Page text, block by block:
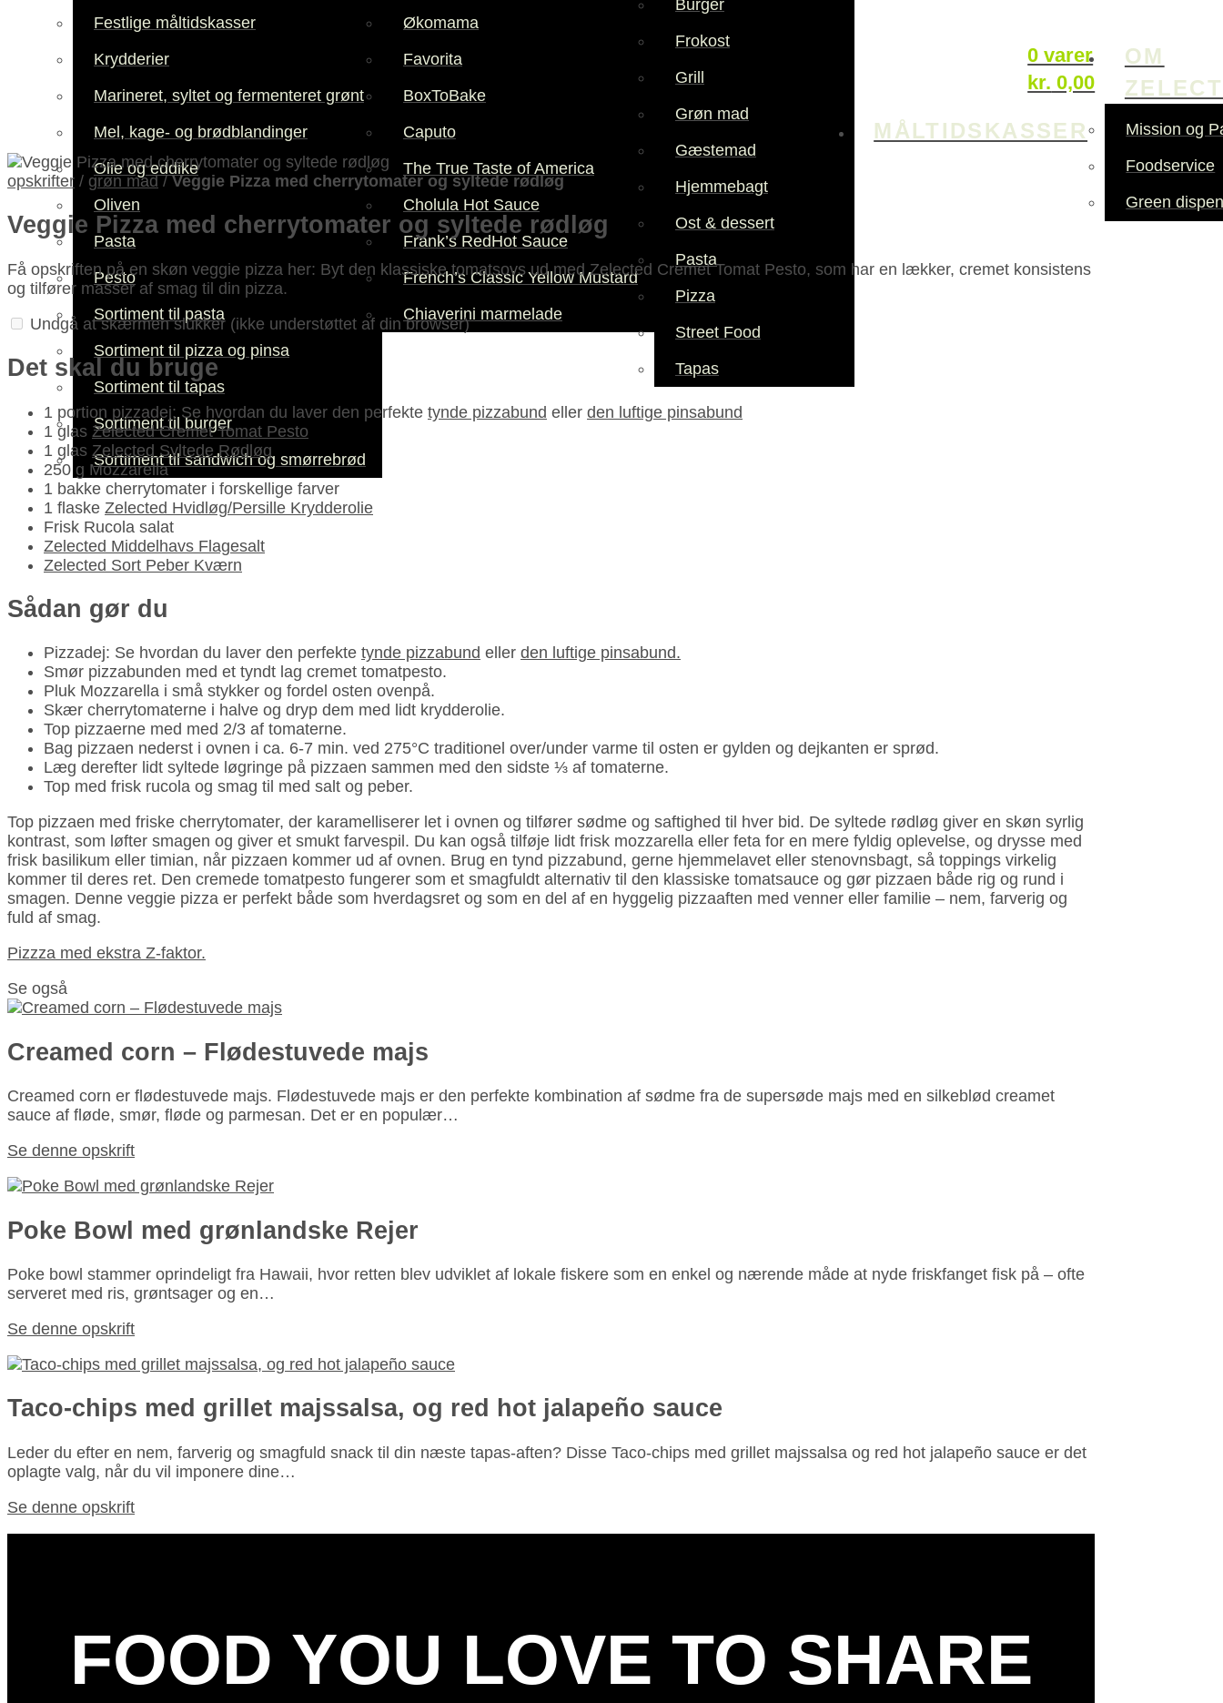
0 varer
kr. 0,00
Festlige måltidskasser
Krydderier
Marineret, syltet og fermenteret grønt
Mel, kage- og brødblandinger
Olie og eddike
Oliven
Pasta
Pesto
Sortiment til pasta
Sortiment til pizza og pinsa
Sortiment til tapas
Sortiment til burger
Sortiment til sandwich og smørrebrød
Økomama
Favorita
BoxToBake
Caputo
The True Taste of America
Cholula Hot Sauce
Frank’s RedHot Sauce
French’s Classic Yellow Mustard
Chiaverini marmelade
Burger
Frokost
Grill
Grøn mad
Gæstemad
Hjemmebagt
Ost & dessert
Pasta
Pizza
Street Food
Tapas
MÅLTIDSKASSER
OM
Mission og
Foodservice
Green
opskrifter / grøn mad/Veggie Pizza med cherrytomater og syltede rødløg
Veggie Pizza med cherrytomater og syltede rødløg
Få opskriften på en skøn veggie pizza her: Byt den klassiske tomatsovs ud med Zelected Cremet Tomat Pesto, som har en lækker, cremet konsistens
og tilfører masser af smag til din pizza.
Undgå at skærmen slukker (ikke understøttet af din browser)
Det skal du bruge
1 portion pizzadej: Se hvordan du laver den perfekte tynde pizzabund eller den luftige pinsabund
1 glas Zelected Cremet Tomat Pesto
1 glas Zelected Syltede Rødløg
250 g Mozzarella
1 bakke cherrytomater i forskellige farver
1 flaske Zelected Hvidløg/Persille Krydderolie
Frisk Rucola salat
Zelected Middelhavs Flagesalt
Zelected Sort Peber Kværn
Sådan gør du
Pizzadej: Se hvordan du laver den perfekte tynde pizzabund eller den luftige pinsabund.
Smør pizzabunden med et tyndt lag cremet tomatpesto.
Pluk Mozzarella i små stykker og fordel osten ovenpå.
Skær cherrytomaterne i halve og dryp dem med lidt krydderolie.
Top pizzaerne med med 2/3 af tomaterne.
Bag pizzaen nederst i ovnen i ca. 6-7 min. ved 275°C ­traditionel over/under varme til osten er gylden og dejkanten er sprød.
Læg derefter lidt syltede løgringe på pizzaen sammen med den sidste ⅓ af tomaterne.
Top med frisk rucola og smag til med salt og peber.
Top pizzaen med friske cherrytomater, der karamelliserer let i ovnen og tilfører sødme og saftighed til hver bid. De syltede rødløg giver en skøn syrlig
kontrast, som løfter smagen og giver et smukt farvespil. Du kan også tilføje lidt frisk mozzarella eller feta for en mere fyldig oplevelse, og drysse med
frisk basilikum eller timian, når pizzaen kommer ud af ovnen. Brug en tynd pizzabund, gerne hjemmelavet eller stenovnsbagt, så toppings virkelig
kommer til deres ret. Den cremede tomatpesto fungerer som et smagfuldt alternativ til den klassiske tomatsauce og gør pizzaen både rig og rund i
smagen. Denne veggie pizza er perfekt både som hverdagsret og som en del af en hyggelig pizzaaften med venner eller familie – nem, farverig og
fuld af smag.
Pizzza med ekstra Z-faktor.
Se også
Creamed corn – Flødestuvede majs
Creamed corn er fløde­stuvede majs. Fløde­stuvede majs er den perfekte kombination af sødme fra de supersøde majs med en silkeblød creamet
sauce af fløde, smør, fløde og parmesan. Det er en populær…
Se denne opskrift
Poke Bowl med grønlandske Rejer
Poke bowl stammer oprindeligt fra Hawaii, hvor retten blev udviklet af lokale fiskere som en enkel og nærende måde at nyde friskfanget fisk på – ofte
serveret med ris, grøntsager og en…
Se denne opskrift
Taco-chips med grillet majssalsa, og red hot jalapeño sauce
Leder du efter en nem, farverig og smagfuld snack til din næste tapas-aften? Disse Taco-chips med grillet majssalsa og red hot jalapeño sauce er det
oplagte valg, når du vil imponere dine…
Se denne opskrift
FOOD YOU LOVE TO SHARE